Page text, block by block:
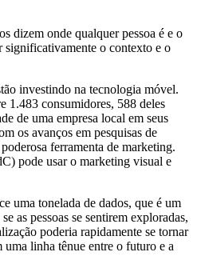
dizem onde qualquer pessoa é e o
significativamente o contexto e o
investindo na tecnologia móvel.
1.483 consumidores, 588 deles
de uma empresa local em seus
os avanços em pesquisas de
ferramenta de marketing.
pode usar o marketing visual e
uma tonelada de dados, que é um
as pessoas se sentirem exploradas,
poderia rapidamente se tornar
linha tênue entre o futuro e a